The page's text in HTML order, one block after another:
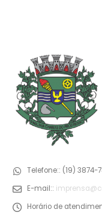
Telefone:: (19) 3874-
E-mail::
Horário de